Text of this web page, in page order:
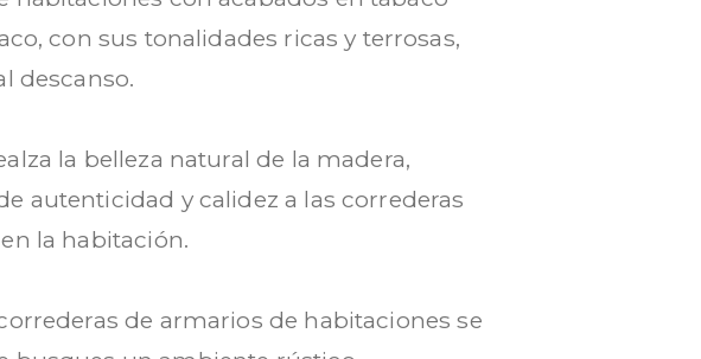
con sus tonalidades ricas y terrosas,
descanso.
la belleza natural de la madera,
autenticidad y calidez a las correderas
la habitación.
de armarios de habitaciones se